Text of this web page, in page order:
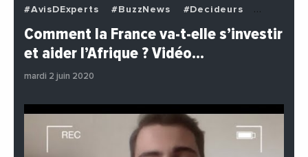
#AvisDExperts
#BuzzNews
#Decideurs
#EchangesMediterraneens
#Economie
#Politique
Comment la France va-t-elle s’investir
et aider l’Afrique ? Vidéo…
mardi 2 juin 2020